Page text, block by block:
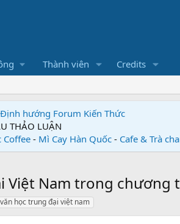
Thành viên Credits
Định hướng Forum Kiến Thức
THẢO LUẬN
Coffee - Mì Cay Hàn Quốc - Cafe & Trà
Việt Nam trong chương
văn học trung đại việt nam